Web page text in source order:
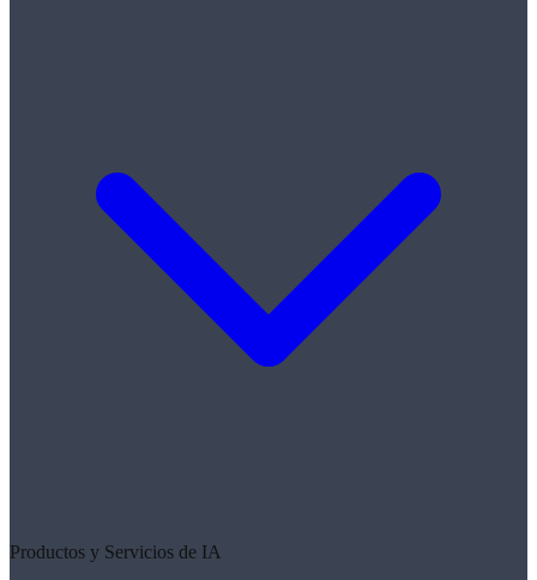
Productos y Servicios de IA